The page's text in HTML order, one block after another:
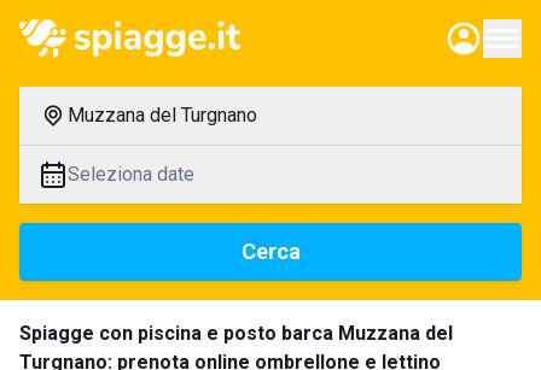
Muzzana del Turgnano
Seleziona date
Cerca
Spiagge con piscina e posto barca Muzzana del
Turgnano: prenota online ombrellone e lettino